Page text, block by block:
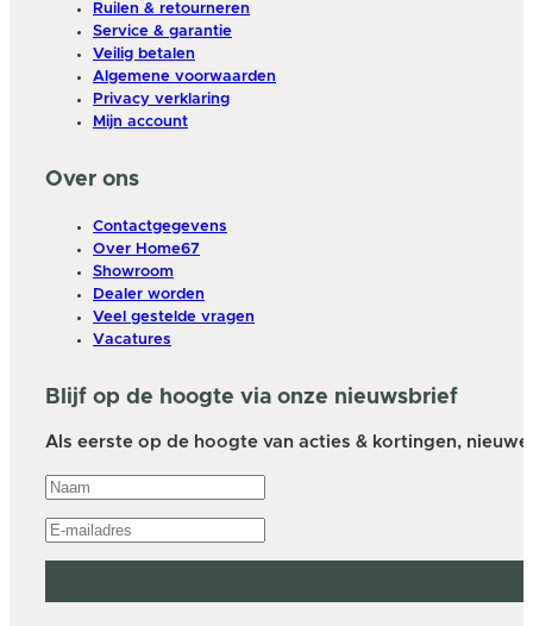
Ruilen & retourneren
Service & garantie
Veilig betalen
Algemene voorwaarden
Privacy verklaring
Mijn account
Over ons
Contactgegevens
Over Home67
Showroom
Dealer worden
Veel gestelde vragen
Vacatures
Blijf op de hoogte via onze nieuwsbrief
Als eerste op de hoogte van acties & kortingen,